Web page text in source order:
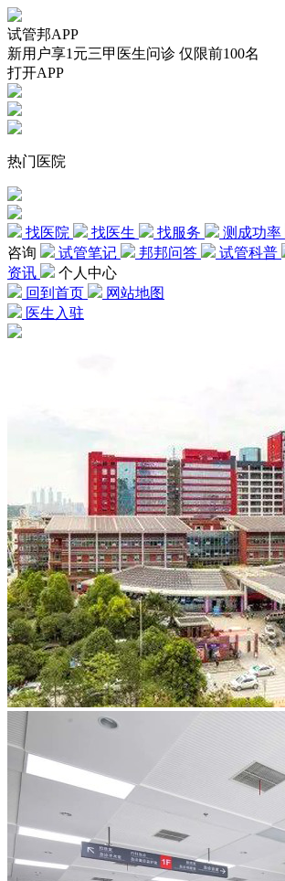
试管邦APP
新用户享1元三甲医生问诊 仅限前100名
打开APP
热门医院
找医院 找医生 找服务 测成功率
咨询
试管笔记 邦邦问答 试管科普
资讯
个人中心
回到首页
网站地图
医生入驻